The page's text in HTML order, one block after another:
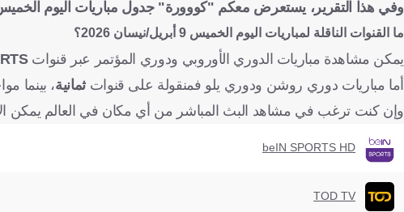
وفي هذا التقرير، يستعرض معكم "كووورة" جدول مباريات اليوم الخميس 9 أبريل/نيسان 2026، إلى جانب القنوات الناقلة لهذه المواجهات
ما القنوات الناقلة لمباريات اليوم الخميس 9 أبريل/نيسان 2026؟
يمكن مشاهدة مباريات الدوري الأوروبي ودوري المؤتمر عبر قنوات
أما مباريات دوري روشن ودوري يلو فمنقولة على قنواتثمانية، بينما
وإن كنت ترغب في مشاهد البث المباشر من أي مكان في العالم يمكن
beIN SPORTS HD
TOD TV